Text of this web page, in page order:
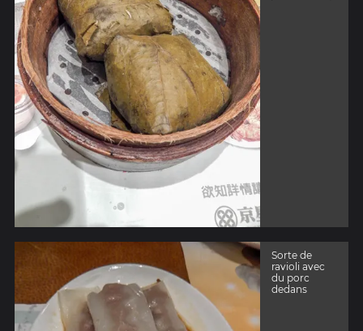
Sorte de
ravioli avec
du porc
dedans